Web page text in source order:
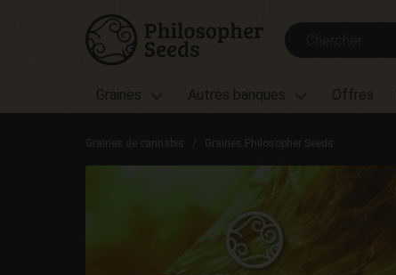
Graines Autres banques Offres
Graines de cannabis Graines Philosopher Seeds